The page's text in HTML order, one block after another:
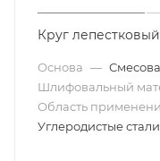
Круг
Основа —
Шлифовальный
Область
Углеродистые